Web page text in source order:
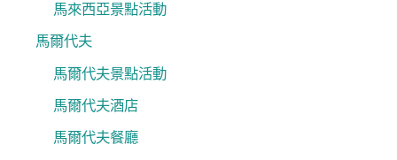
馬來西亞景點活動
馬爾代夫
馬爾代夫景點活動
馬爾代夫酒店
馬爾代夫餐廳